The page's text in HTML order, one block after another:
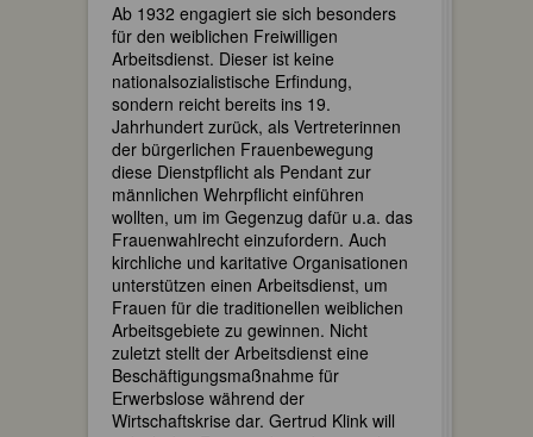
Ab 1932 engagiert sie sich besonders
für den weiblichen Freiwilligen
Arbeitsdienst. Dieser ist keine
nationalsozialistische Erfindung,
sondern reicht bereits ins 19.
Jahrhundert zurück, als Vertreterinnen
der bürgerlichen Frauenbewegung
diese Dienstpflicht als Pendant zur
männlichen Wehrpflicht einführen
wollten, um im Gegenzug dafür u.a. das
Frauenwahlrecht einzufordern. Auch
kirchliche und karitative Organisationen
unterstützen einen Arbeitsdienst, um
Frauen für die traditionellen weiblichen
Arbeitsgebiete zu gewinnen. Nicht
zuletzt stellt der Arbeitsdienst eine
Beschäftigungsmaßnahme für
Erwerbslose während der
Wirtschaftskrise dar. Gertrud Klink will